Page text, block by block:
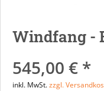
Windfang -
545,00 € *
inkl. MwSt.zzgl.